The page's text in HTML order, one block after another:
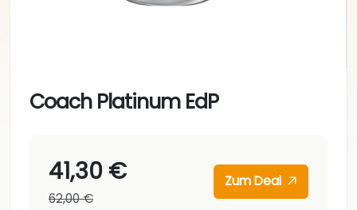
Coach Platinum EdP
41,30 €
62,00 €
Zum Deal